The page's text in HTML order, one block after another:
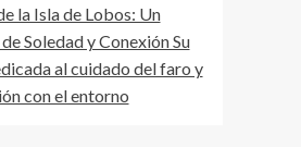
la Isla de Lobos: Un
Soledad y Conexión Su
al cuidado del faro y
con el entorno